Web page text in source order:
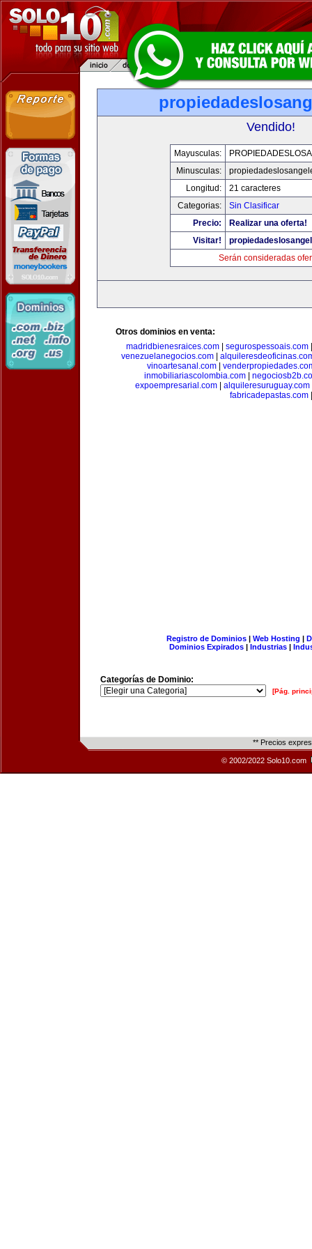
Vendido!
Mayusculas:
Minusculas:
Longitud:
21 caracteres
Categorias:
Sin Clasificar
Precio:
Realizar una oferta!
Visitar!
Serán consideradas
Otros dominios en venta:
madridbienesraices.com
segurospessoais.com
venezuelanegocios.com|
vinoartesanal.com
inmobiliariascolombia.com|
expoempresarial.com| alquileresuruguay.com
fabricadepastas.com|
Registro de Dominios| Web Hosting |
Dominios Expirados | Industrias |
Categorías de Dominio:
[Pág.
** Precios
© 2002/2022 Solo10.com